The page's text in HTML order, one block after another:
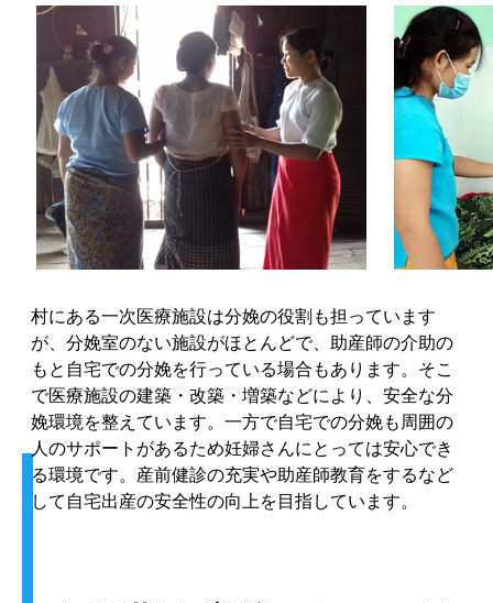
村にある一次医療施設は分娩の役割も担っています
が、分娩室のない施設がほとんどで、助産師の介助の
もと自宅での分娩を行っている場合もあります。そこ
で医療施設の建築・改築・増築などにより、安全な分
娩環境を整えています。一方で自宅での分娩も周囲の
人のサポートがあるため妊婦さんにとっては安心でき
る環境です。産前健診の充実や助産師教育をするなど
して自宅出産の安全性の向上を目指しています。